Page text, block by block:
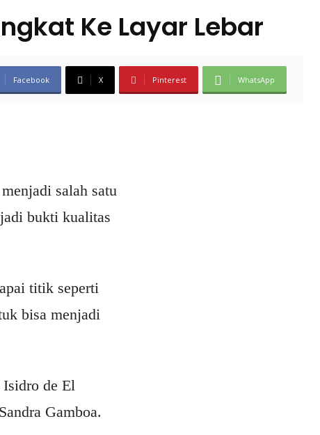
Ke Layar Lebar
Facebook X Pinterest WhatsApp
salah satu
bukti kualitas
titik seperti
bisa menjadi
Isidro de El
Gamboa.